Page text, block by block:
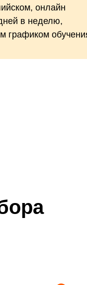
онлайн
в неделю,
графиком